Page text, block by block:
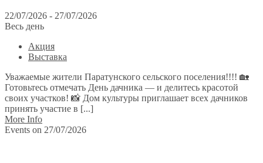
22/07/2026 - 27/07/2026
Весь день
Акция
Выставка
Уважаемые жители Паратунского сельского поселения!!!! 🏡
Готовьтесь отмечать День дачника — и делитесь красотой
своих участков! 📸 Дом культуры приглашает всех дачников
принять участие в [...]
More Info
Events on 27/07/2026